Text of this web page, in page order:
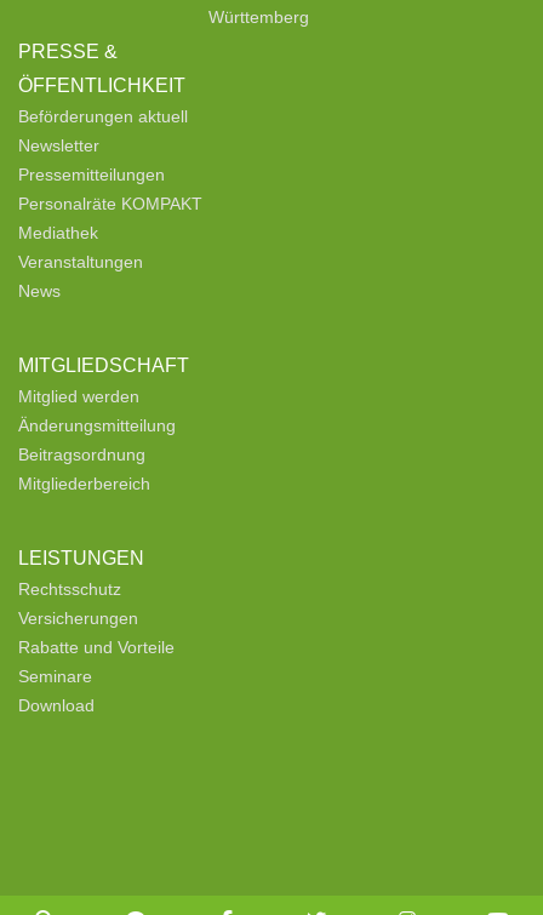
PRESSE &
ÖFFENTLICHKEIT
Beförderungen aktuell
Newsletter
Pressemitteilungen
Personalräte KOMPAKT
Mediathek
Veranstaltungen
News
MITGLIEDSCHAFT
Mitglied werden
Änderungsmitteilung
Beitragsordnung
Mitgliederbereich
LEISTUNGEN
Rechtsschutz
Versicherungen
Rabatte und Vorteile
Seminare
Download
Württemberg